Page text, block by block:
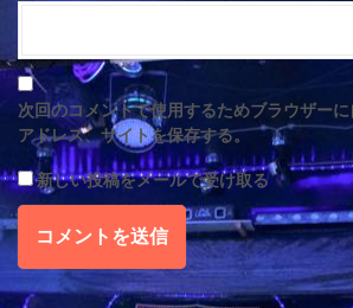
次回のコメントで使用するためブラウザー
アドレス、サイトを保存する。
新しい投稿をメールで受け取る